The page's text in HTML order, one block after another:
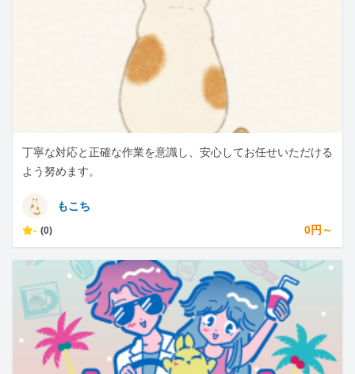
丁寧な対応と正確な作業を意識し、安心してお任せいただける
よう努めます。
もこち
- (0) 0円～